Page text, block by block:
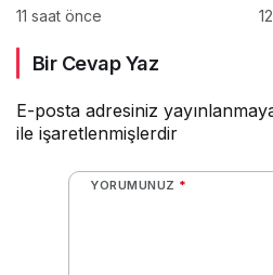
uçakta sürpriz konser
11 saat önce
Bir Cevap Yaz
E-posta adresiniz
ile işaretlenmişlerdir
YORUMUNUZ *